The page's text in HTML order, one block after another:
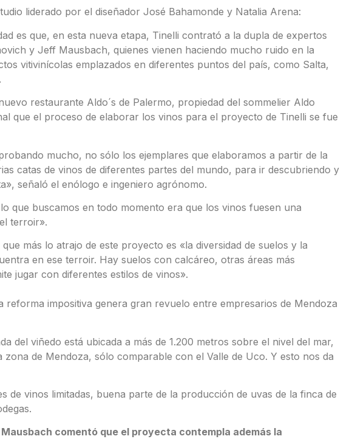
liderado por el diseñador José Bahamonde y Natalia Arena:
es que, en esta nueva etapa, Tinelli contrató a la dupla de expertos
y Jeff Mausbach, quienes vienen haciendo mucho ruido en la
vitivinícolas emplazados en diferentes puntos del país, como Salta,
restaurante Aldo´s de Palermo, propiedad del sommelier Aldo
que el proceso de elaborar los vinos para el proyecto de Tinelli se fue
mucho, no sólo los ejemplares que elaboramos a partir de la
catas de vinos de diferentes partes del mundo, para ir descubriendo y
señaló el enólogo e ingeniero agrónomo.
que buscamos en todo momento era que los vinos fuesen una
terroir».
más lo atrajo de este proyecto es «la diversidad de suelos y la
en ese terroir. Hay suelos con calcáreo, otras áreas más
jugar con diferentes estilos de vinos».
impositiva genera gran revuelo entre empresarios de Mendoza
del viñedo está ubicada a más de 1.200 metros sobre el nivel del mar,
de Mendoza, sólo comparable con el Valle de Uco. Y esto nos da
de vinos limitadas, buena parte de la producción de uvas de la finca de
comentó que el proyecta contempla además la